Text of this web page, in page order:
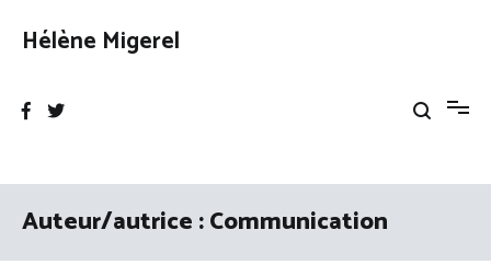
Hélène Migerel
Auteur/autrice :Communication